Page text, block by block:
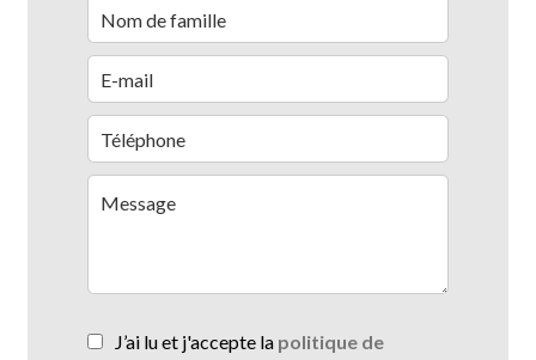
J’ai lu et j'accepte la politique de